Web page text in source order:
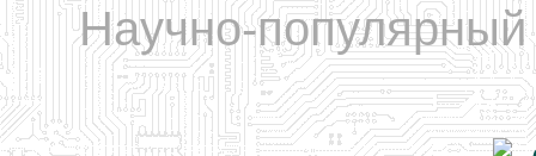
Научно-популярный